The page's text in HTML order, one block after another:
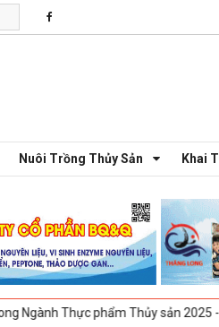
Nuôi Trồng Thủy Sản Khai
Thủy sản 2025 -08-04-2025